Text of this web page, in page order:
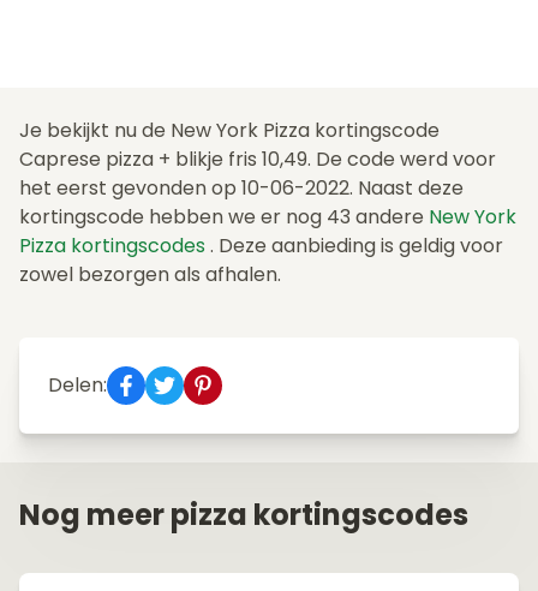
Je bekijkt nu de New York Pizza kortingscode
Caprese pizza + blikje fris 10,49. De code werd voor
het eerst gevonden op 10-06-2022. Naast deze
kortingscode hebben we er nog 43 andere New York
Pizza kortingscodes . Deze aanbieding is geldig voor
zowel bezorgen als afhalen.
Delen:
Nog meer pizza kortingscodes